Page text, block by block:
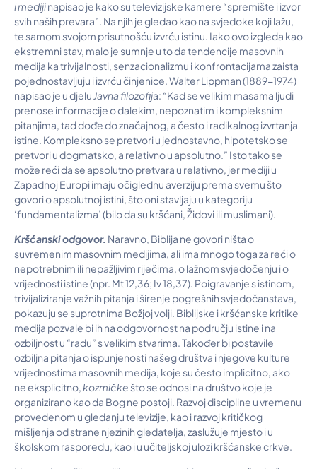
i medijinapisao je kako su televizijske kamere “spremište i izvor
svih naših prevara”. Na njih je gledao kao na svjedoke koji lažu,
te samom svojom prisutnošću izvrću istinu. Iako ovo izgleda kao
ekstremni stav, malo je sumnje u to da tendencije masovnih
medija ka trivijalnosti, senzacionalizmu i konfrontacijama zaista
pojednostavljuju i izvrću činjenice. Walter Lippman (1889-1974)
napisao je u djelu Javna filozofija: “Kad se velikim masama ljudi
prenose informacije o dalekim, nepoznatim i kompleksnim
pitanjima, tad dođe do značajnog, a često i radikalnog izvrtanja
istine. Kompleksno se pretvori u jednostavno, hipotetsko se
pretvori u dogmatsko, a relativno u apsolutno.” Isto tako se
može reći da se apsolutno pretvara u relativno, jer mediji u
Zapadnoj Europi imaju očiglednu averziju prema svemu što
govori o apsolutnoj istini, što oni stavljaju u kategoriju
‘fundamentalizma’ (bilo da su kršćani, Židovi ili muslimani).
Kršćanski odgovor. Naravno, Biblija ne govori ništa o
suvremenim masovnim medijima, ali ima mnogo toga za reći o
nepotrebnim ili nepažljivim riječima, o lažnom svjedočenju i o
vrijednosti istine (npr. Mt 12,36; Iv 18,37). Poigravanje s istinom,
trivijaliziranje važnih pitanja i širenje pogrešnih svjedočanstava,
pokazuju se suprotnima Božjoj volji. Biblijske i kršćanske kritike
medija pozvale bi ih na odgovornost na području istine i na
ozbiljnost u “radu” s velikim stvarima. Također bi postavile
ozbiljna pitanja o ispunjenosti našeg društva i njegove kulture
vrijednostima masovnih medija, koje su često implicitno, ako
ne eksplicitno,kozmičkešto se odnosi na društvo koje je
organizirano kao da Bog ne postoji. Razvoj discipline u vremenu
provedenom u gledanju televizije, kao i razvoj kritičkog
mišljenja od strane njezinih gledatelja, zaslužuje mjesto i u
školskom rasporedu, kao i u učiteljskoj ulozi kršćanske crkve.